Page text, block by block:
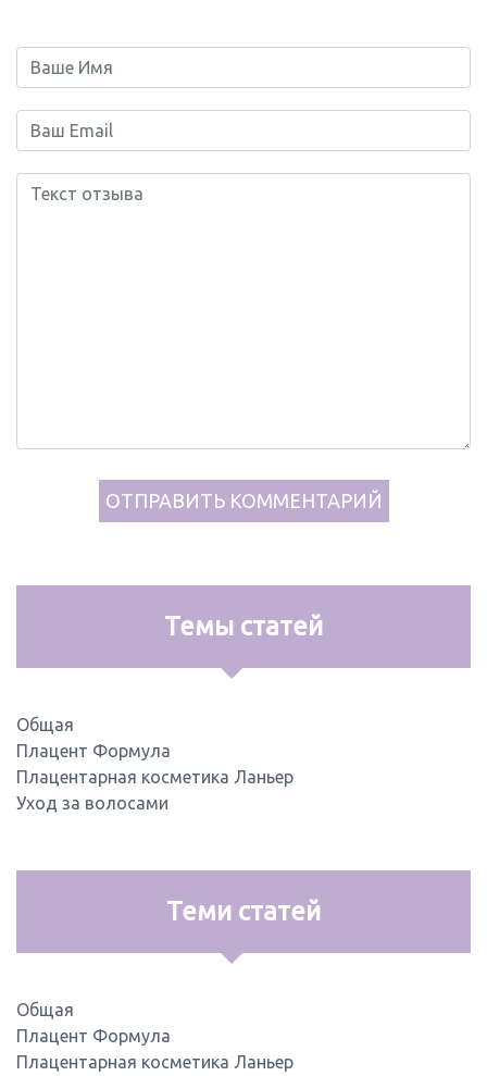
Темы статей
Общая
Плацент Формула
Плацентарная косметика Ланьер
Уход за волосами
Теми статей
Общая
Плацент Формула
Плацентарная косметика Ланьер